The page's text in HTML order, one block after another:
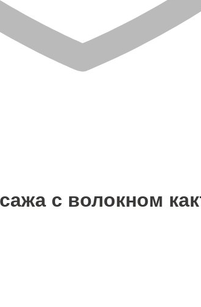
с волокном